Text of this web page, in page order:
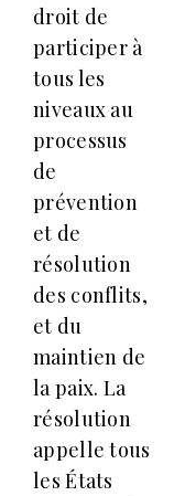
droit de
participer à
tous les
niveaux au
processus
de
prévention
et de
résolution
des conflits,
et du
maintien de
la paix. La
résolution
appelle tous
les États